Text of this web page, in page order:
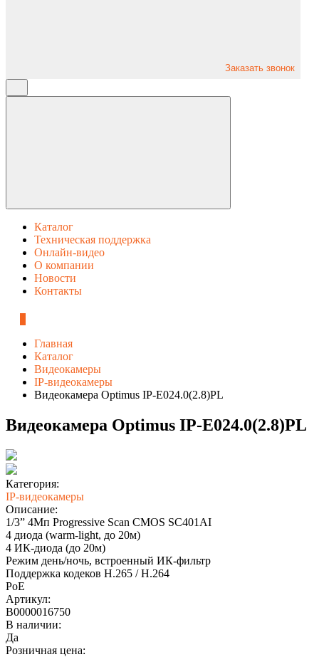
Заказать звонок
Каталог
Техническая поддержка
Онлайн-видео
О компании
Новости
Контакты
Главная
Каталог
Видеокамеры
IP-видеокамеры
Видеокамера Optimus IP-E024.0(2.8)PL
Видеокамера Optimus IP-E024.0(2.8)PL
Категория:
IP-видеокамеры
Описание:
1/3” 4Мп Progressive Scan CMOS SC401AI
4 диода (warm-light, до 20м)
4 ИК-диода (до 20м)
Режим день/ночь, встроенный ИК-фильтр
Поддержка кодеков H.265 / H.264
PoE
Артикул:
В0000016750
В наличии:
Да
Розничная цена: